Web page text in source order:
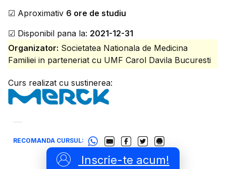
☑ Aproximativ 6 ore de studiu
☑ Disponibil pana la: 2021-12-31
Organizator: Societatea Nationala de Medicina
Familiei in parteneriat cu UMF Carol Davila Bucuresti
Curs realizat cu sustinerea:
RECOMANDA CURSUL:
Inscrie-te acum!